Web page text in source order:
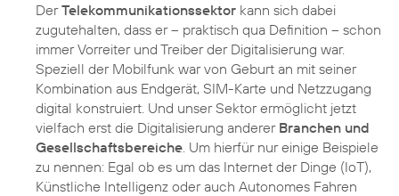
DerTelekommunikationssektor kann sich dabei
zugutehalten, dass er – praktisch qua Definition – schon
immer Vorreiter und Treiber der Digitalisierung war.
Speziell der Mobilfunk war von Geburt an mit seiner
Kombination aus Endgerät, SIM-Karte und Netzzugang
digital konstruiert. Und unser Sektor ermöglicht jetzt
vielfach erst die Digitalisierung anderer Branchen und
Gesellschaftsbereiche. Um hierfür nur einige Beispiele
zu nennen: Egal ob es um das Internet der Dinge (IoT),
Künstliche Intelligenz oder auch Autonomes Fahren